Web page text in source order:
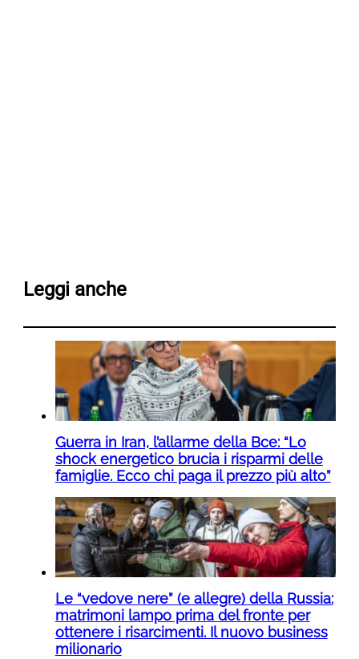
Leggi anche
Guerra in Iran, l’allarme della Bce: “Lo
shock energetico brucia i risparmi delle
famiglie. Ecco chi paga il prezzo più alto”
Le “vedove nere” (e allegre) della Russia:
matrimoni lampo prima del fronte per
ottenere i risarcimenti. Il nuovo business
milionario